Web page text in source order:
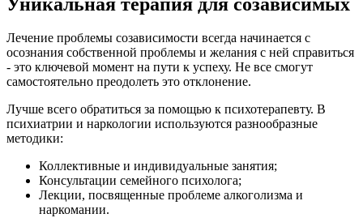
Лечение проблемы созависимости всегда начинается с
осознания собственной проблемы и желания с ней справиться
- это ключевой момент на пути к успеху. Не все смогут
самостоятельно преодолеть это отклонение.
Лучше всего обратиться за помощью к психотерапевту. В
психиатрии и наркологии используются разнообразные
методики:
Коллективные и индивидуальные занятия;
Консультации семейного психолога;
Лекции, посвященные проблеме алкоголизма и
наркомании.